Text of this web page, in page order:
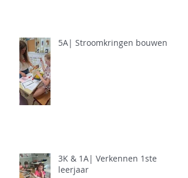
5A| Stroomkringen bouwen
3K & 1A| Verkennen 1ste
leerjaar